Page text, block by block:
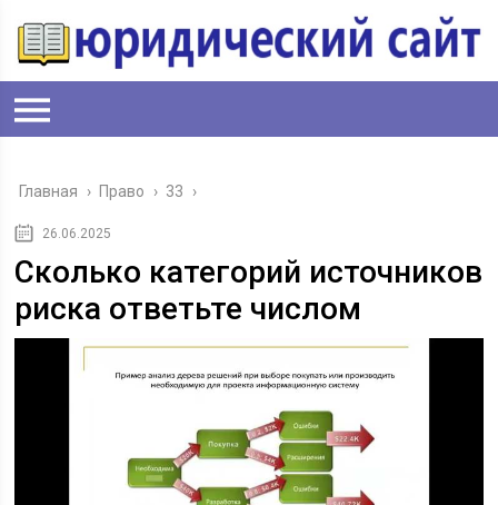
Главная › Право › 33 ›
26.06.2025
Сколько категорий источников
риска ответьте числом